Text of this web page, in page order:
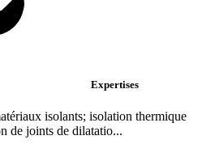
Expertises
isolants; isolation thermique
de joints de dilatatio...